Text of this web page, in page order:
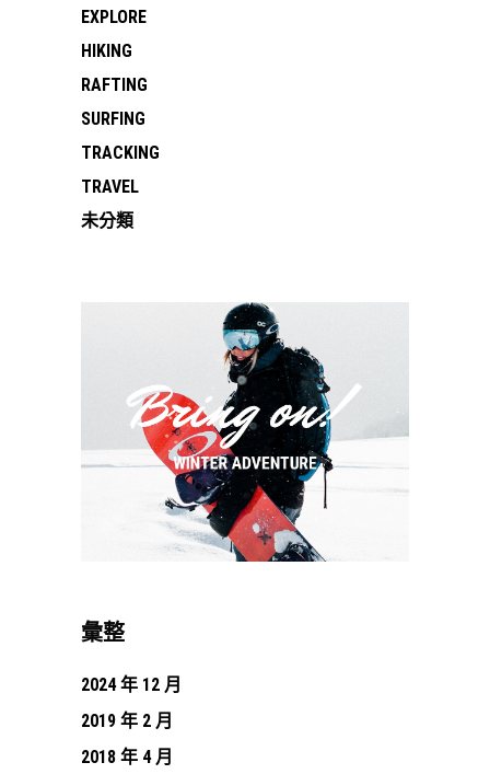
EXPLORE
HIKING
RAFTING
SURFING
TRACKING
TRAVEL
未分類
彙整
2024 年 12 月
2019 年 2 月
2018 年 4 月